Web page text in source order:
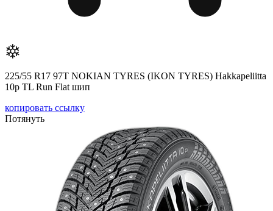
225/55 R17 97T NOKIAN TYRES (IKON TYRES) Hakkapeliitta
10р TL Run Flat шип
копировать ссылку
Потянуть